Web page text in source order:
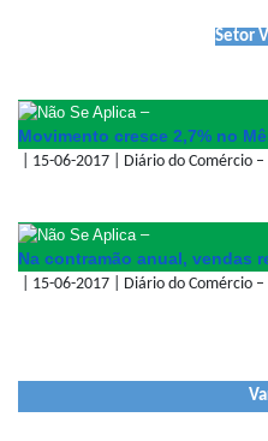
Setor
–
Movimento cresce 2,7% no
| 15-06-2017 | Diário do Comércio
–
Na contramão anual, vendas
| 15-06-2017 | Diário do Comércio